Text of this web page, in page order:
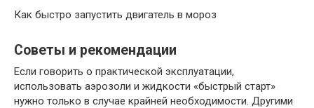
Как быстро запустить двигатель в мороз
Советы и рекомендации
Если говорить о практической эксплуатации,
использовать аэрозоли и жидкости «быстрый старт»
нужно только в случае крайней необходимости. Другими